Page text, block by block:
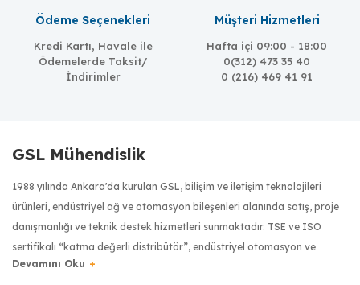
Ödeme Seçenekleri
Kredi Kartı, Havale ile
Ödemelerde Taksit/
İndirimler
Müşteri Hizmetleri
Hafta içi 09:00 - 18:00
0(312) 473 35 40
0 (216) 469 41 91
GSL Mühendislik
1988 yılında Ankara'da kurulan GSL, bilişim ve iletişim teknolojileri
ürünleri, endüstriyel ağ ve otomasyon bileşenleri alanında satış, proje
danışmanlığı ve teknik destek hizmetleri sunmaktadır. TSE ve ISO
sertifikalı “katma değerli distribütör”, endüstriyel otomasyon ve
haberleşme sektöründe dünyanın önde gelen üreticilerinin ürünlerini